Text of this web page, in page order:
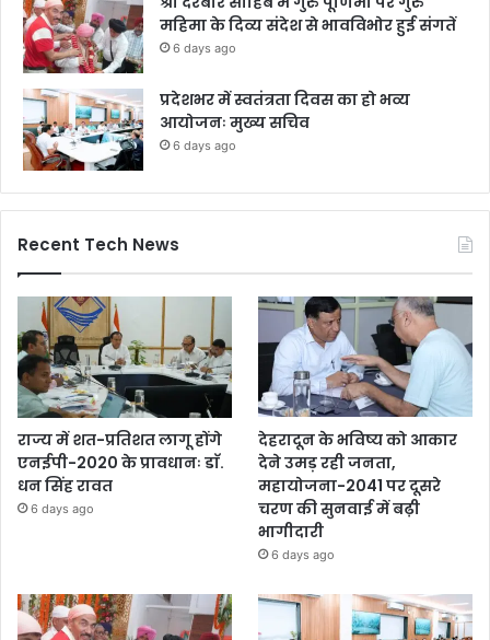
महिमा के दिव्य संदेश से भावविभोर हुई संगतें
6 days ago
प्रदेशभर में स्वतंत्रता दिवस का हो भव्य
आयोजनः मुख्य सचिव
6 days ago
Recent Tech News
राज्य में शत-प्रतिशत लागू होंगे
एनईपी-2020 के प्रावधानः डाॅ.
धन सिंह रावत
6 days ago
देहरादून के भविष्य को आकार
देने उमड़ रही जनता,
महायोजना-2041 पर दूसरे
चरण की सुनवाई में बढ़ी
भागीदारी
6 days ago